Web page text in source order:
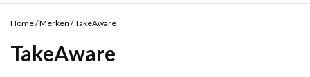
Home/Merken /TakeAware
TakeAware